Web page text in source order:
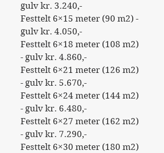
gulv kr. 3.240,-
Festtelt 6×15 meter (90 m2) -
gulv kr. 4.050,-
Festtelt 6×18 meter (108 m2)
- gulv kr. 4.860,-
Festtelt 6×21 meter (126 m2)
- gulv kr. 5.670,-
Festtelt 6×24 meter (144 m2)
- gulv kr. 6.480,-
Festtelt 6×27 meter (162 m2)
- gulv kr. 7.290,-
Festtelt 6×30 meter (180 m2)